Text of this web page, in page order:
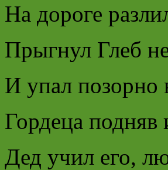
На дороге
Прыгнул Глеб
И упал позорно
Гордеца подняв
Дед учил его,